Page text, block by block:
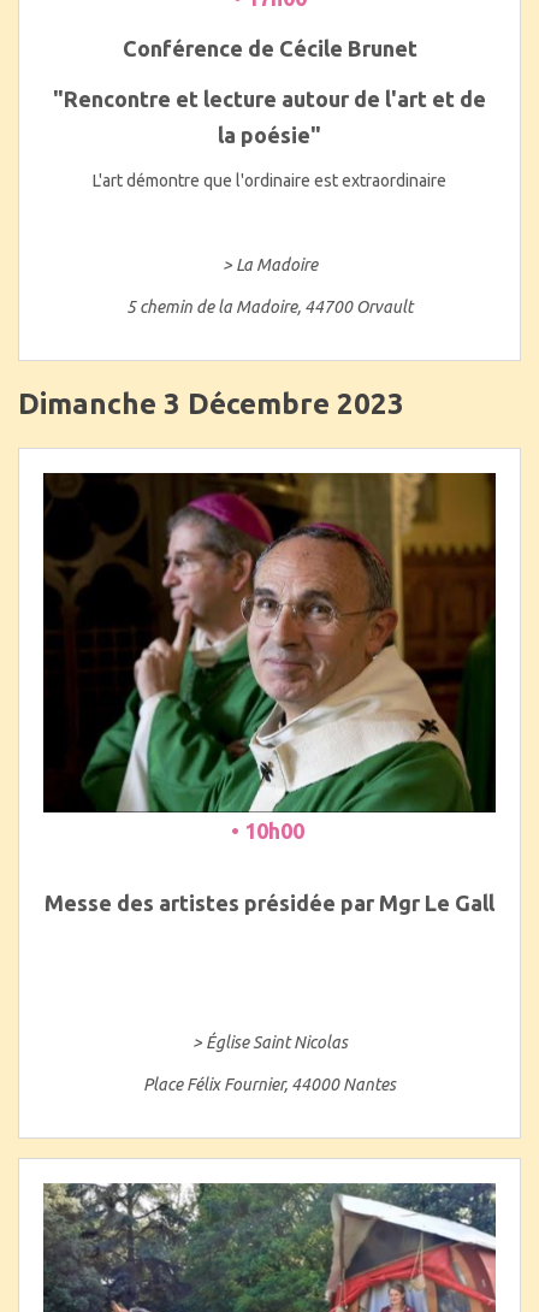
Conférence de Cécile Brunet
"Rencontre et lecture autour de l'art et de
la poésie"
L'art démontre que l'ordinaire est extraordinaire
> La Madoire
5 chemin de la Madoire, 44700 Orvault
Dimanche 3 Décembre 2023
• 10h00
Messe des artistes présidée par Mgr Le Gall
> Église Saint Nicolas
Place Félix Fournier, 44000 Nantes